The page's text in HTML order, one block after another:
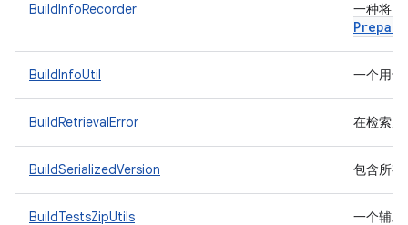
BuildInfoRecorder 一种将
BuildInfoUtil 一个用
BuildRetrievalError 在检索
BuildSerializedVersion 包含所有
BuildTestsZipUtils 一个辅